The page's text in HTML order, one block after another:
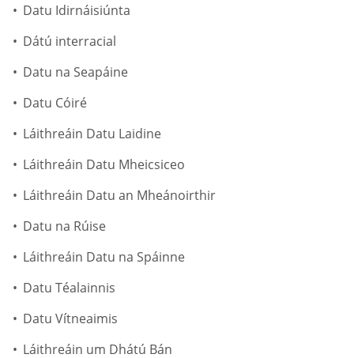
Datu Idirnáisiúnta
Dátú interracial
Datu na Seapáine
Datu Cóiré
Láithreáin Datu Laidine
Láithreáin Datu Mheicsiceo
Láithreáin Datu an Mheánoirthir
Datu na Rúise
Láithreáin Datu na Spáinne
Datu Téalainnis
Datu Vítneaimis
Láithreáin um Dhátú Bán